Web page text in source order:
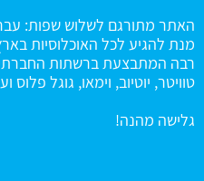
האתר מתורגם לשלוש שפות:
מנת להגיע לכל האוכלוסיות
רבה המתבצעת ברשתות
טוויטר, יוטיוב, וימאו, גוגל פלוס
גלישה מהנה!